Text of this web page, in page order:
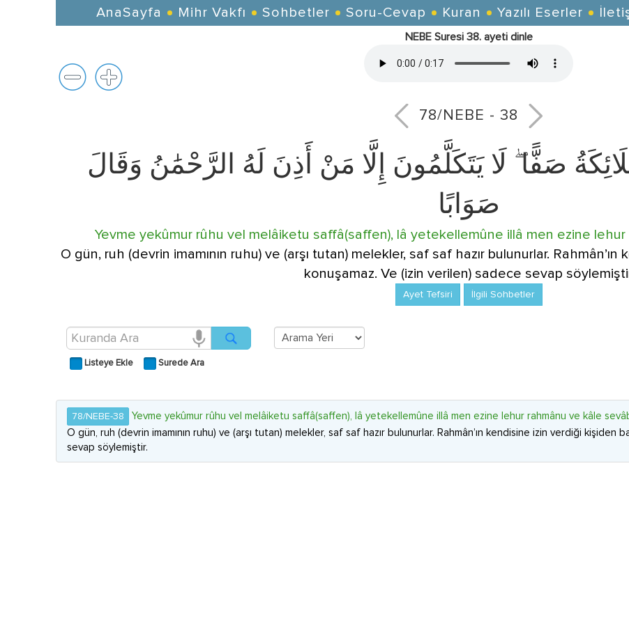
AnaSayfa Mihr Vakfı Sohbetler Soru-Cevap Kuran Yazılı Eserler
NEBE Suresi 38. ayeti dinle
78/NEBE - 38
صَفًّا ۖ لَا يَتَكَلَّمُونَ إِلَّا مَنْ أَذِنَ لَهُ الرَّحْمَٰنُ وَقَالَ
صَوَابًا
Yevme yekûmur rûhu vel melâiketu saffâ(saffen), lâ yetekellemûne illâ men ezine
O gün, ruh (devrin imamının ruhu) ve (arşı tutan) melekler, saf saf hazır bulunurlar.
konuşamaz. Ve (izin verilen) sadece sevap
Ayet Tefsiri İlgili Sohbetler
Listeye Ekle Surede Ara
78/NEBE-38
Yevme yekûmur rûhu vel melâiketu saffâ(saffen), lâ yetekellemûne illâ men ezine lehur rahmânu ve kâle
O gün, ruh (devrin imamının ruhu) ve (arşı tutan) melekler, saf saf hazır bulunurlar. Rahmân’ın kendisine izin verdiği kişiden
sevap söylemiştir.